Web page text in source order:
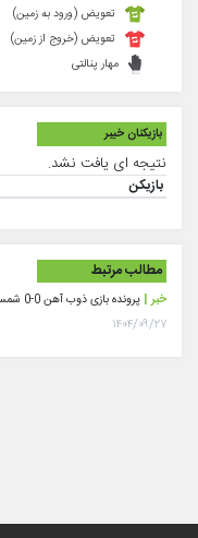
تعویض (ورود به زمین)
تعویض (خروج از زمین)
مهار پنالتی
بازیکنان خیبر
نتیجه ای یافت نشد.
بازیکن
مطالب مرتبط
خبر | پرونده بازی ذوب آهن 0-0 شمس آذر
۱۴۰۴/۰۹/۲۷